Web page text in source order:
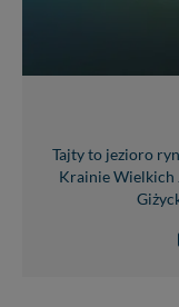
Tajty to jezioro
Krainie Wielkich